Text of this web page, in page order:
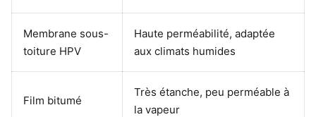
Membrane sous-
toiture HPV
Haute perméabilité, adaptée
aux climats humides
Film bitumé
Très étanche, peu perméable à
la vapeur